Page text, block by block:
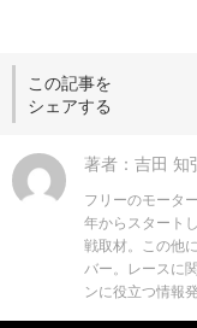
この記事を
シェアする
著者：吉田 知
フリーのモータ
年からスタート
戦取材。この他
バー。レースに
ンに役立つ情報